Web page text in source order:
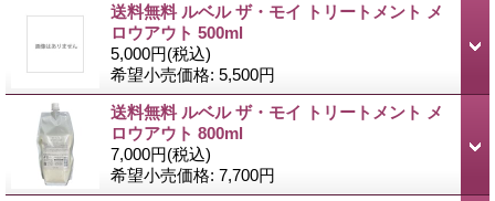
送料無料 ルベル ザ・モイ トリートメント メ
ロウアウト 500ml
5,000円(税込)
希望小売価格: 5,500円
送料無料 ルベル ザ・モイ トリートメント メ
ロウアウト 800ml
7,000円(税込)
希望小売価格: 7,700円